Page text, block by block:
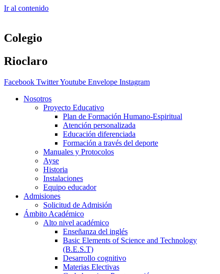
Ir al contenido
Colegio
Rioclaro
Facebook TwitterYoutube Envelope Instagram
Nosotros
Proyecto Educativo
Plan de Formación Humano-Espiritual
Atención personalizada
Educación diferenciada
Formación a través del deporte
Manuales y Protocolos
Ayse
Historia
Instalaciones
Equipo educador
Admisiones
Solicitud de Admisión
Ámbito Académico
Alto nivel académico
Enseñanza del inglés
Basic Elements of Science and Technology
(B.E.S.T)
Desarrollo cognitivo
Materias Electivas